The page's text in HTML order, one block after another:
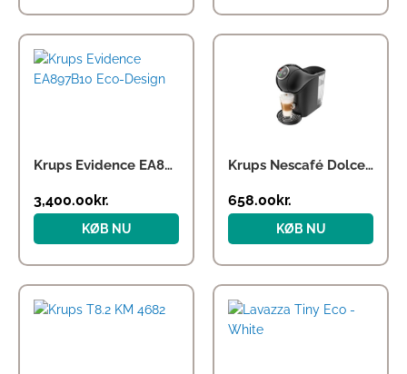
Krups Evidence EA897B10 Eco-Design
3,400.00kr.
KØB NU
Krups Nescafé Dolce Gusto Genio S Plus KP340810 – coffee machine – 15 bar – black
658.00kr.
KØB NU